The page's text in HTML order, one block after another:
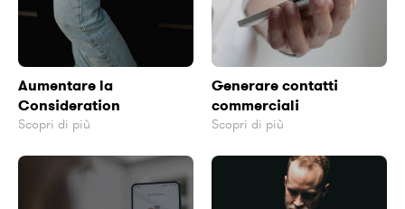
Aumentare la
Consideration
Scopri di più
Generare contatti
commerciali
Scopri di più